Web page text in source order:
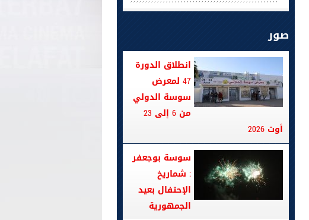
صور
انطلاق الدورة
47 لمعرض
سوسة الدولي
من 6 إلى 23
أوت 2026
سوسة بوجعفر
: شماريخ
الإحتفال بعيد
الجمهورية